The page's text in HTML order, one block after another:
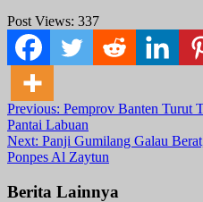
Post Views: 337
Post
navigation
Previous: Pemprov Banten Turut
Pantai Labuan
Next: Panji Gumilang Galau
Ponpes Al Zaytun
Berita Lainnya